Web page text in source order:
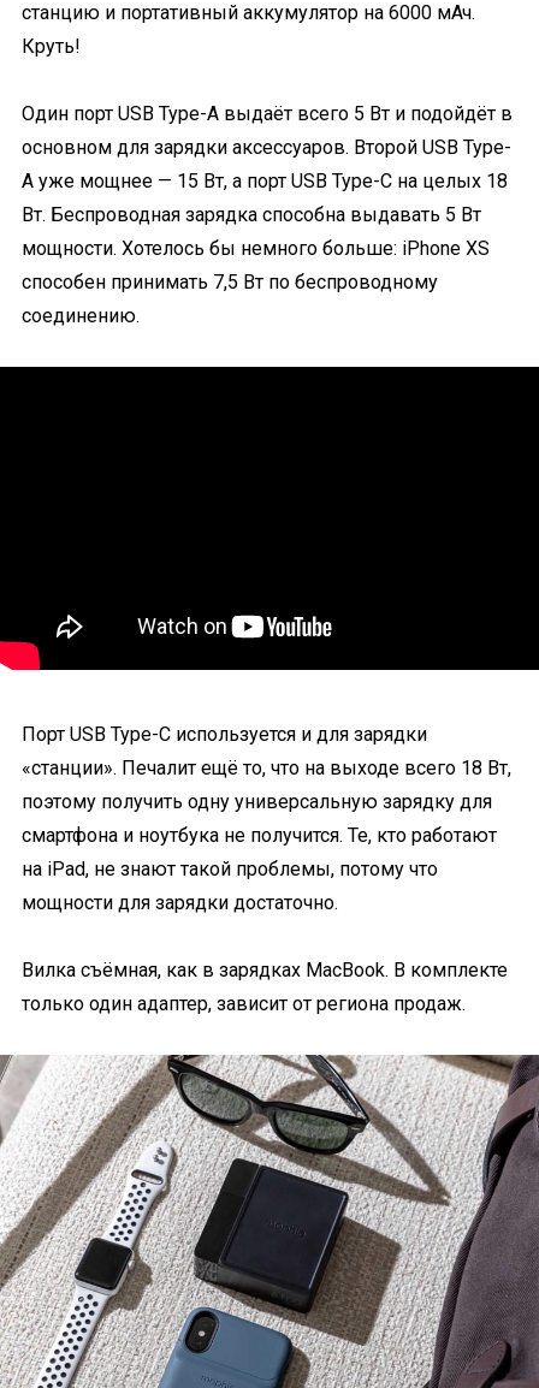
станцию и портативный аккумулятор на 6000 мАч.
Круть!
Один порт USB Type-A выдаёт всего 5 Вт и подойдёт в
основном для зарядки аксессуаров. Второй USB Type-
A уже мощнее — 15 Вт, а порт USB Type-C на целых 18
Вт. Беспроводная зарядка способна выдавать 5 Вт
мощности. Хотелось бы немного больше: iPhone XS
способен принимать 7,5 Вт по беспроводному
соединению.
Порт USB Type-C используется и для зарядки
«станции». Печалит ещё то, что на выходе всего 18 Вт,
поэтому получить одну универсальную зарядку для
смартфона и ноутбука не получится. Те, кто работают
на iPad, не знают такой проблемы, потому что
мощности для зарядки достаточно.
Вилка съёмная, как в зарядках MacBook. В комплекте
только один адаптер, зависит от региона продаж.